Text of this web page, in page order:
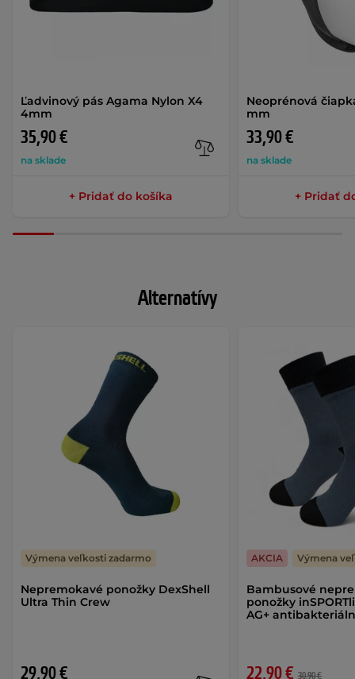
Ľadvinový pás Agama Nylon X4
4mm
35,90 €
na sklade
+ Pridať do košíka
Neoprénová
mm
33,90 €
na sklade
+ Pridať
Alternatívy
Nepremokavé ponožky DexShell
Ultra Thin Crew
29,90 €
Výmena veľkosti zadarmo
Bambusové
ponožky
AG+
22,90 € 30,90 €
AKCIA Výmena